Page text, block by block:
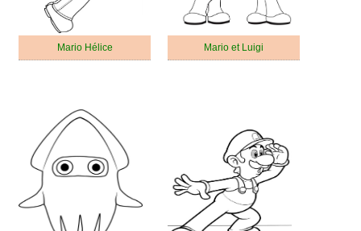
Mario Hélice Mario et Luigi